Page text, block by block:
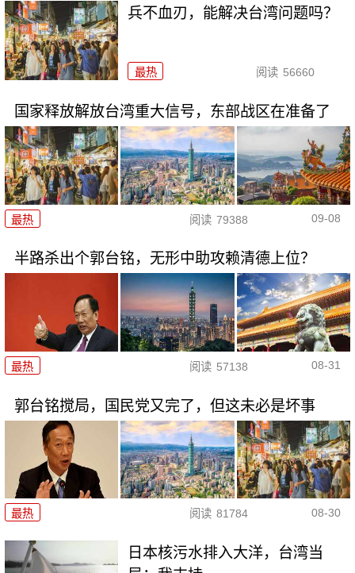
兵不血刃，能解决台湾问题吗？
最热 阅读 56660
国家释放解放台湾重大信号，东部战区在准备了
最热 阅读 79388 09-08
半路杀出个郭台铭，无形中助攻赖清德上位？
最热 阅读 57138 08-31
郭台铭搅局，国民党又完了，但这未必是坏事
最热 阅读 81784 08-30
日本核污水排入大洋，台湾当